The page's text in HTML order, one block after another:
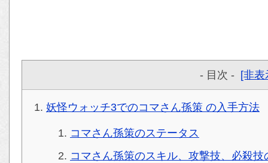
- 目次 - [非表
妖怪ウォッチ3でのコマさん孫策 の入手方法
コマさん孫策のステータス
コマさん孫策のスキル、攻撃技、必殺技